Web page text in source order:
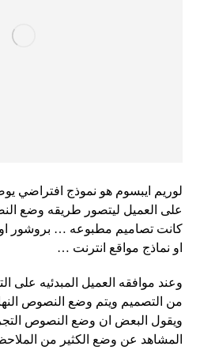
لوريم ايبسوم هو نموذج افتراضي
على العميل ليتصور طريقه وضع
كانت تصاميم مطبوعه … بروشور
او نماذج مواقع انترنت …
وعند موافقه العميل المبدئيه على
من التصميم ويتم وضع النصوص
ويقول البعض ان وضع النصوص
المشاهد عن وضع الكثير من